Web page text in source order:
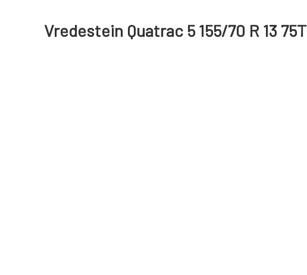
Vredestein Quatrac 5 155/70 R 13 75T